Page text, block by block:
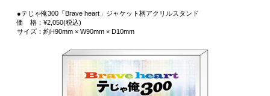
●テじゃ俺300「Brave heart」ジャケット柄アクリルスタンド
価 格：¥2,050(税込)
サイズ：約H90mm × W90mm × D10mm